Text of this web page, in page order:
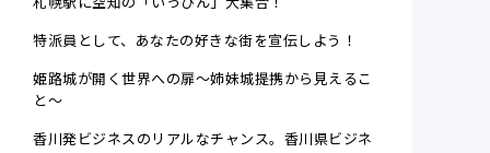
特派員として、あなたの好きな街を宣伝しよう！
姫路城が開く世界への扉～姉妹城提携から見えるこ
と～
香川発ビジネスのリアルなチャンス。香川県ビジネ